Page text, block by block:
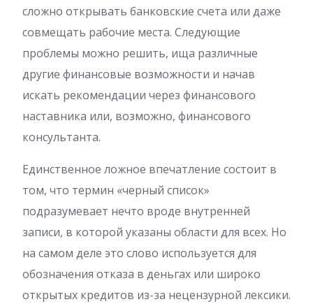
сложно открывать банковские счета или даже
совмещать рабочие места. Следующие
проблемы можно решить, ища различные
другие финансовые возможности и начав
искать рекомендации через финансового
наставника или, возможно, финансового
консультанта.
Единственное ложное впечатление состоит в
том, что термин «черный список»
подразумевает нечто вроде внутренней
записи, в которой указаны области для всех. Но
на самом деле это слово используется для
обозначения отказа в деньгах или широко
открытых кредитов из-за нецензурной лексики.